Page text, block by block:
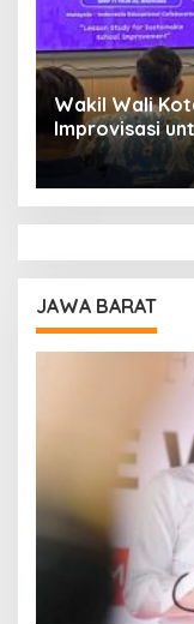
Wakil Wali
Improvisasi
Pendidikan
JAWA BARAT